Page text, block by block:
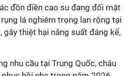
đồn điền cao su đang đối mặt
lá nghiêm trọng lan rộng tại
gây thiệt hại năng suất đáng kể,
nhu cầu tại Trung Quốc, châu